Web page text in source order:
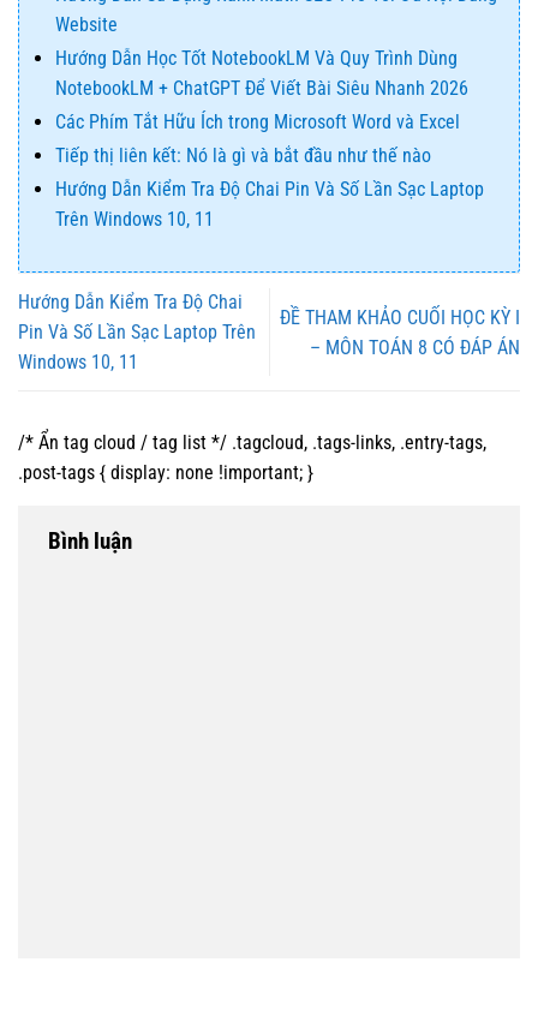
Website
Hướng Dẫn Học Tốt NotebookLM Và Quy Trình Dùng
NotebookLM + ChatGPT Để Viết Bài Siêu Nhanh 2026
Các Phím Tắt Hữu Ích trong Microsoft Word và Excel
Tiếp thị liên kết: Nó là gì và bắt đầu như thế nào
Hướng Dẫn Kiểm Tra Độ Chai Pin Và Số Lần Sạc Laptop
Trên Windows 10, 11
Hướng Dẫn Kiểm Tra Độ Chai
Pin Và Số Lần Sạc Laptop Trên
Windows 10, 11
ĐỀ THAM KHẢO CUỐI HỌC KỲ I
– MÔN TOÁN 8 CÓ ĐÁP ÁN
/* Ẩn tag cloud / tag list */ .tagcloud, .tags-links, .entry-tags,
.post-tags { display: none !important; }
Bình luận